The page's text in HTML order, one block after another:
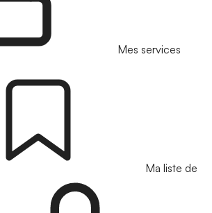
Mes services
Ma liste de